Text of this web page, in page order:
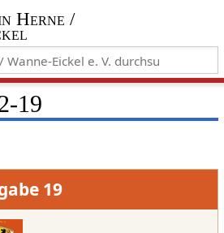
Herne /
19
19